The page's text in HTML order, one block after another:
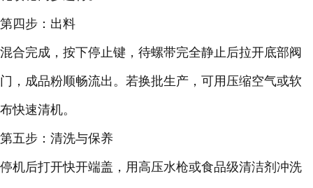
第四步：出料
混合完成，按下停止键，待螺带完全静止后拉开底部阀
门，成品粉顺畅流出。若换批生产，可用压缩空气或软
布快速清机。
第五步：清洗与保养
停机后打开快开端盖，用高压水枪或食品级清洁剂冲洗